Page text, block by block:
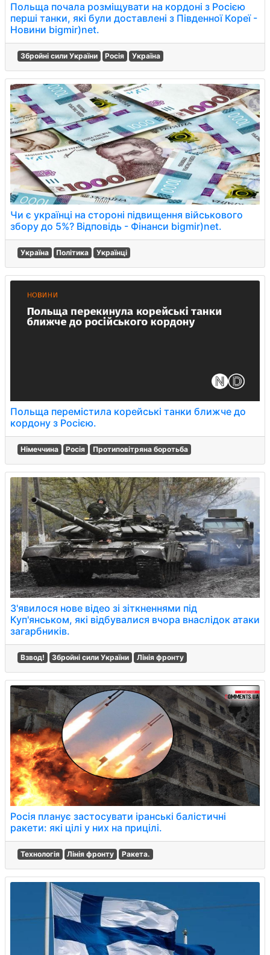
Польща почала розміщувати на кордоні з Росією
перші танки, які були доставлені з Південної Кореї -
Новини bigmir)net.
Збройні сили України Росія Україна
Чи є українці на стороні підвищення військового
збору до 5%? Відповідь - Фінанси bigmir)net.
Україна Політика Українці
Польща перемістила корейські танки ближче до
кордону з Росією.
Німеччина Росія Протиповітряна боротьба
З'явилося нове відео зі зіткненнями під
Куп'янськом, які відбувалися вчора внаслідок атаки
загарбників.
Взвод! Збройні сили України Лінія фронту
Росія планує застосувати іранські балістичні
ракети: які цілі у них на прицілі.
Технологія Лінія фронту Ракета.